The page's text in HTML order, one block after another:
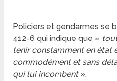
Policiers et gendarmes se
412-6 qui indique que «
tenir constamment en état
commodément et sans
qui lui incombent ».